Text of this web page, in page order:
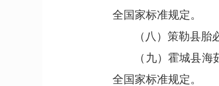
全国家标准规定。
（八）策勒县胎
（九）霍城县海
全国家标准规定。